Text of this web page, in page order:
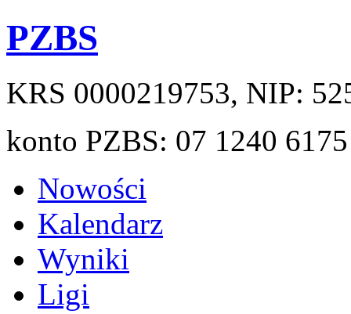
PZBS
KRS 0000219753, NIP:
konto PZBS: 07 1240
Nowości
Kalendarz
Wyniki
Ligi